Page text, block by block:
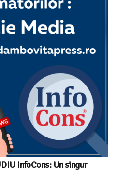
InfoCons: Un singur